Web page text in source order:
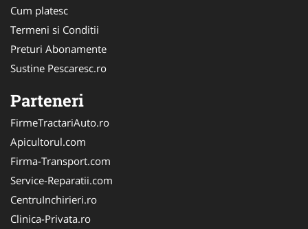
Cum platesc
Termeni si Conditii
Preturi Abonamente
Sustine Pescaresc.ro
Parteneri
FirmeTractariAuto.ro
Apicultorul.com
Firma-Transport.com
Service-Reparatii.com
CentruInchirieri.ro
Clinica-Privata.ro